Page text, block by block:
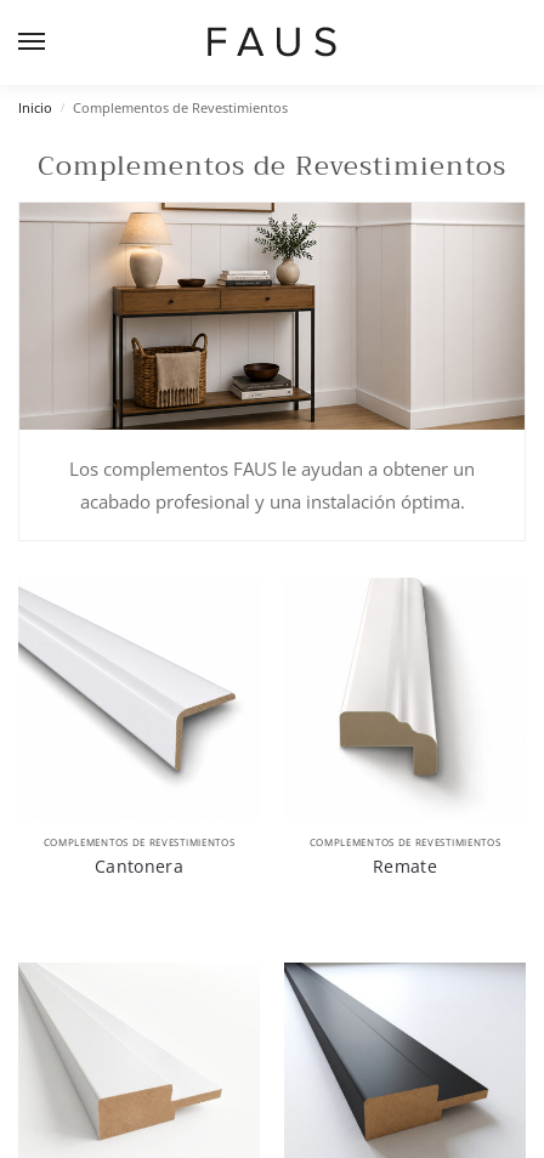
Inicio / Complementos de Revestimientos
Complementos de Revestimientos
Los complementos FAUS le ayudan a obtener un
acabado profesional y una instalación óptima.
COMPLEMENTOS DE REVESTIMIENTOS
Cantonera
COMPLEMENTOS DE REVESTIMIENTOS
Remate